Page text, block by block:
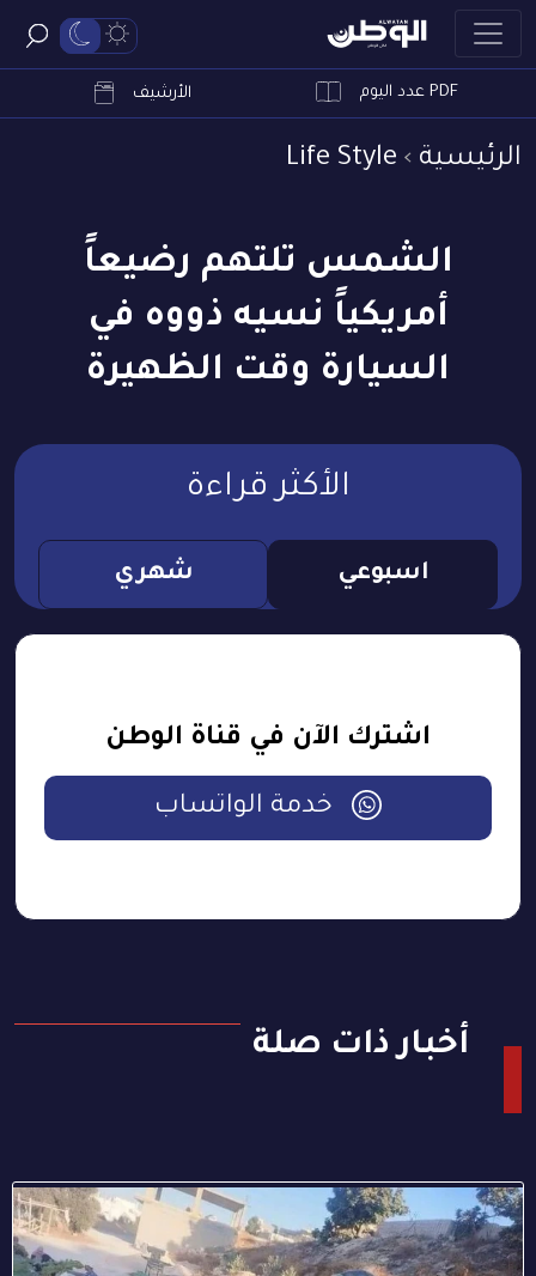
PDF عدد اليوم الأرشيف
الرئيسية Life Style
الشمس تلتهم رضيعاً
أمريكياً نسيه ذووه في
السيارة وقت الظهيرة
الأكثر قراءة
اسبوعي شهري
اشترك الآن في قناة الوطن
خدمة الواتساب
أخبار ذات صلة